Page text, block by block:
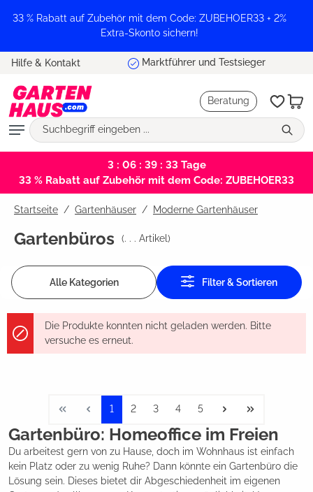
springen
33 % Rabatt auf Zubehör mit dem Code: ZUBEHOER33 + 2%
Extra-Skonto sichern!
Hilfe & Kontakt Marktführer und Testsieger
Beratung
3 : 06 : 39 : 32 Tage
33 % Rabatt auf Zubehör mit dem Code: ZUBEHOER33
Startseite Gartenhäuser / Moderne Gartenhäuser
Gartenbüros (. . . Artikel)
Alle Kategorien Filter & Sortieren
Die Produkte konnten nicht geladen werden. Bitte
versuche es erneut.
1 2 3 4 5
Gartenbüro: Homeoffice im Freien
Du arbeitest gern von zu Hause, doch im Wohnhaus ist einfach
kein Platz oder zu wenig Ruhe? Dann könnte ein Gartenbüro die
Lösung sein. Dieses bietet dir Abgeschiedenheit im eigenen